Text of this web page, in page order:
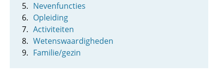
Nevenfuncties
Opleiding
Activiteiten
Wetenswaardigheden
Familie/gezin